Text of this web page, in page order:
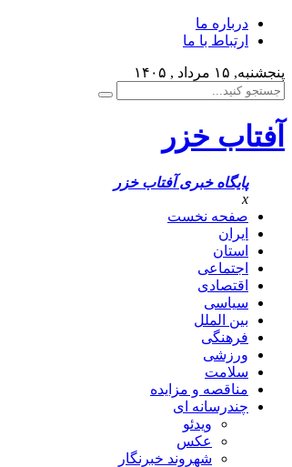
درباره ما
ارتباط با ما
پنجشنبه, ۱۵ مرداد , ۱۴۰۵
آفتاب خزر
پایگاه خبری آفتاب خزر
x
صفحه نخست
ایران
استان
اجتماعی
اقتصادی
سیاسی
بین الملل
فرهنگی
ورزشی
سلامت
مناقصه و مزایده
چندرسانه ای
ویدئو
عکس
شهروند خبرنگار